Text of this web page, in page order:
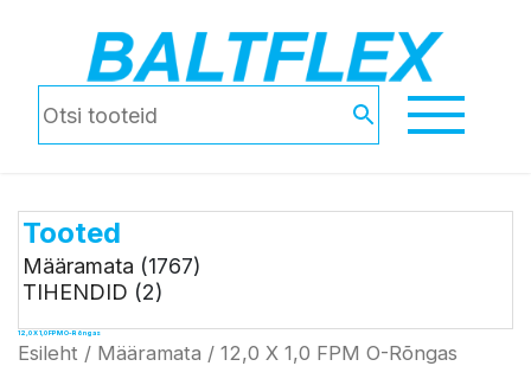
Tooted
Määramata (1767)
TIHENDID (2)
12,0 X 1,0 FPM O-Rõngas
Esileht / Määramata / 12,0 X 1,0 FPM O-Rõngas